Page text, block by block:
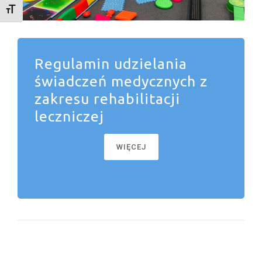
TOGGLE FONT SIZE
Regulamin udzielania
świadczeń medycznych z
zakresu rehabilitacji
leczniczej
WIĘCEJ